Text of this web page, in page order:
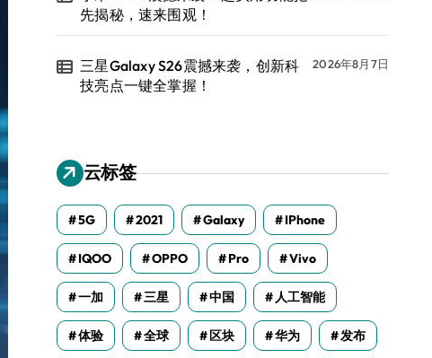
先揭秘，速来围观！
三星Galaxy S26震撼来袭，创新科
技亮点一键全掌握！
2026年8月7日
云标签
5G 2021 Galaxy IPhone
IQOO OPPO Pro Vivo
一加 三星 中国 人工智能
体验 全球 区块 华为 发布